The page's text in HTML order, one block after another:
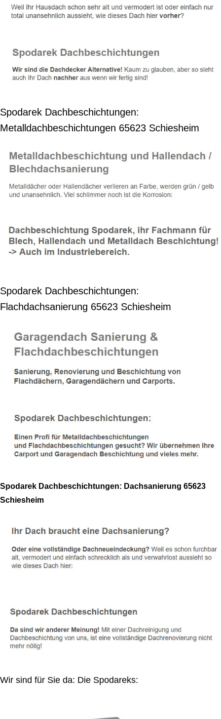
Spodarek Dachbeschichtungen:
Metalldachbeschichtungen 65623 Schiesheim
Spodarek Dachbeschichtungen:
Flachdachsanierung 65623 Schiesheim
Spodarek Dachbeschichtungen: Dachsanierung 65623
Schiesheim
Wir sind für Sie da: Die Spodareks: